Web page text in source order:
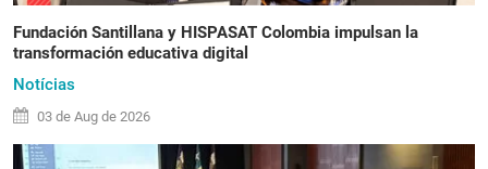
Fundación Santillana y HISPASAT Colombia impulsan la
transformación educativa digital
Notícias
03 de Aug de 2026